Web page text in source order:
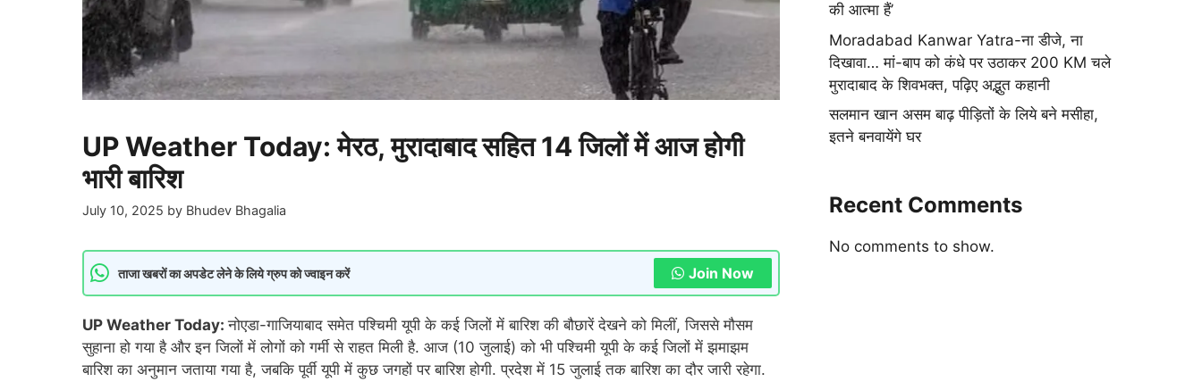
UP Weather Today: मेरठ, मुरादाबाद सहित 14 जिलों में आज होगी
भारी बारिश
July 10, 2025 by Bhudev Bhagalia
ताजा खबरों का अपडेट लेने के लिये ग्रुप को ज्वाइन करें Join Now
UP Weather Today:नोएडा-गाजियाबाद समेत पश्चिमी यूपी के कई जिलों में बारिश की बौछारें देखने को मिलीं, जिससे मौसम
सुहाना हो गया है और इन जिलों में लोगों को गर्मी से राहत मिली है. आज (10 जुलाई) को भी पश्चिमी यूपी के कई जिलों में झमाझम
बारिश का अनुमान जताया गया है, जबकि पूर्वी यूपी में कुछ जगहों पर बारिश होगी. प्रदेश में 15 जुलाई तक बारिश का दौर जारी रहेगा.
की आत्मा हैं’
Moradabad Kanwar Yatra-ना डीजे, ना
दिखावा… मां-बाप को कंधे पर उठाकर 200 KM चले
मुरादाबाद के शिवभक्त, पढ़िए अद्भुत कहानी
सलमान खान असम बाढ़ पीड़ितों के लिये बने मसीहा,
इतने बनवायेंगे घर
Recent Comments
No comments to show.